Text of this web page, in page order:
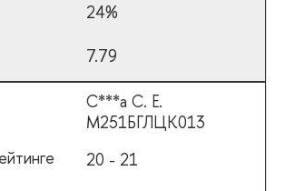
24%
7.79
С***а С. Е.
М251БГЛЦК013
20 - 21